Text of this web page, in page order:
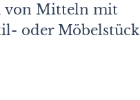
von Mitteln mit
oder Möbelstück